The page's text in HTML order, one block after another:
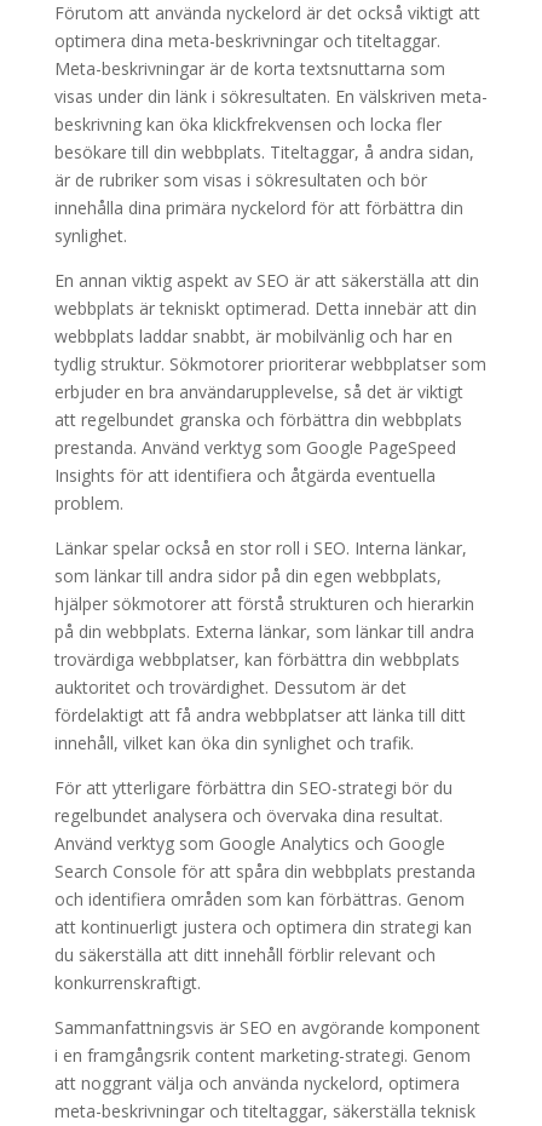
Förutom att använda nyckelord är det också viktigt att
optimera dina meta-beskrivningar och titeltaggar.
Meta-beskrivningar är de korta textsnuttarna som
visas under din länk i sökresultaten. En välskriven meta-
beskrivning kan öka klickfrekvensen och locka fler
besökare till din webbplats. Titeltaggar, å andra sidan,
är de rubriker som visas i sökresultaten och bör
innehålla dina primära nyckelord för att förbättra din
synlighet.
En annan viktig aspekt av SEO är att säkerställa att din
webbplats är tekniskt optimerad. Detta innebär att din
webbplats laddar snabbt, är mobilvänlig och har en
tydlig struktur. Sökmotorer prioriterar webbplatser som
erbjuder en bra användarupplevelse, så det är viktigt
att regelbundet granska och förbättra din webbplats
prestanda. Använd verktyg som Google PageSpeed
Insights för att identifiera och åtgärda eventuella
problem.
Länkar spelar också en stor roll i SEO. Interna länkar,
som länkar till andra sidor på din egen webbplats,
hjälper sökmotorer att förstå strukturen och hierarkin
på din webbplats. Externa länkar, som länkar till andra
trovärdiga webbplatser, kan förbättra din webbplats
auktoritet och trovärdighet. Dessutom är det
fördelaktigt att få andra webbplatser att länka till ditt
innehåll, vilket kan öka din synlighet och trafik.
För att ytterligare förbättra din SEO-strategi bör du
regelbundet analysera och övervaka dina resultat.
Använd verktyg som Google Analytics och Google
Search Console för att spåra din webbplats prestanda
och identifiera områden som kan förbättras. Genom
att kontinuerligt justera och optimera din strategi kan
du säkerställa att ditt innehåll förblir relevant och
konkurrenskraftigt.
Sammanfattningsvis är SEO en avgörande komponent
i en framgångsrik content marketing-strategi. Genom
att noggrant välja och använda nyckelord, optimera
meta-beskrivningar och titeltaggar, säkerställa teknisk